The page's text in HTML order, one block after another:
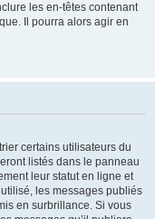
les en-têtes contenant
Il pourra alors agir en
certains utilisateurs du
listés dans le panneau
leur statut en ligne et
les messages publiés
en surbrillance. Si vous